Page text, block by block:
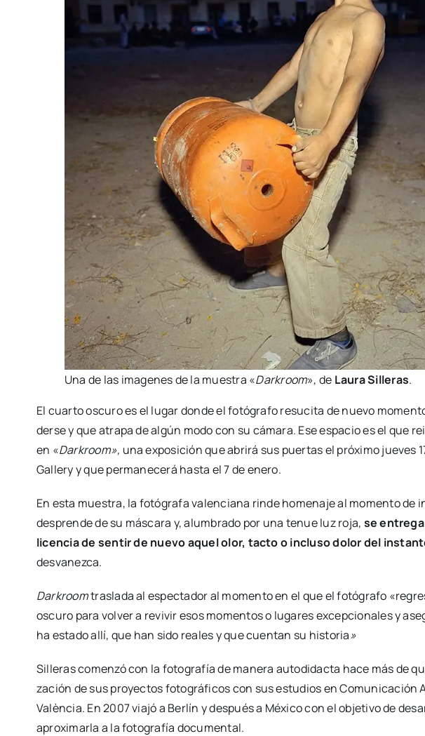
Una de las ima­ge­nes de la mues­tra «Dar­kroom», de Lau­ra Sille­ras.
El cuar­to oscu­ro es el lugar don­de el fotó­gra­fo resu­ci­ta de nue­vo
der­se y que atra­pa de algún modo con su cáma­ra. Ese espa­cio es el que
en «Dar­kroom», una expo­si­ción que abri­rá sus puer­tas el pró­xi­mo jue­ves
Gallery y que per­ma­ne­ce­rá has­ta el 7 de enero.
En esta mues­tra, la fotó­gra­fa valen­cia­na rin­de home­na­je al momen­to de
des­pren­de de su más­ca­ra y, alum­bra­do por una tenue luz roja, se
licen­cia de sen­tir de nue­vo aquel olor, tac­to o inclu­so dolor del
des­va­nez­ca.
Dar­kroomtras­la­da al espec­ta­dor al momen­to en el que el fotó­gra­fo
oscu­ro para vol­ver a revi­vir esos momen­tos o luga­res excep­cio­na­les y
ha esta­do allí, que han sido reales y que cuen­tan su his­to­ria»
Sille­ras comen­zó con la foto­gra­fía de mane­ra auto­di­dac­ta hace más de
za­ción de sus pro­yec­tos foto­grá­fi­cos con sus estu­dios en Comu­ni­ca­ción
Valèn­cia. En 2007 via­jó a Ber­lín y des­pués a Méxi­co con el obje­ti­vo de
apro­xi­mar­la a la foto­gra­fía docu­men­tal.